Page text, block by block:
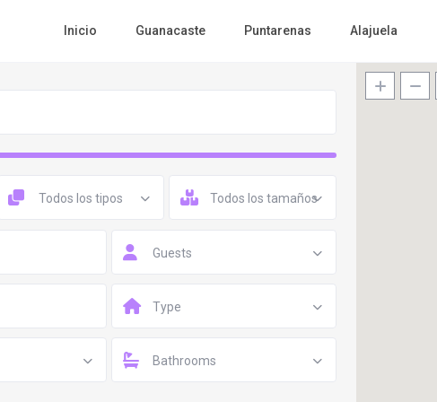
Inicio Guanacaste Puntarenas Alajuela
Todos los tipos Todos los tamaños
Guests
Type
Bathrooms